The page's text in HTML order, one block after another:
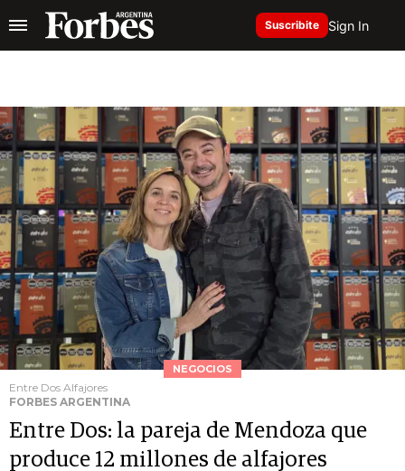
Suscribite Sign In
NEGOCIOS
Entre Dos Alfajores
FORBES ARGENTINA
Entre Dos: la pareja de Mendoza que
produce 12 millones de alfajores